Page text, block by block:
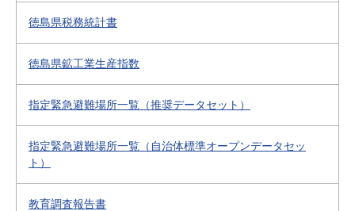
徳島県税務統計書
徳島県鉱工業生産指数
指定緊急避難場所一覧（推奨データセット）
指定緊急避難場所一覧（自治体標準オープンデータセッ
ト）
教育調査報告書